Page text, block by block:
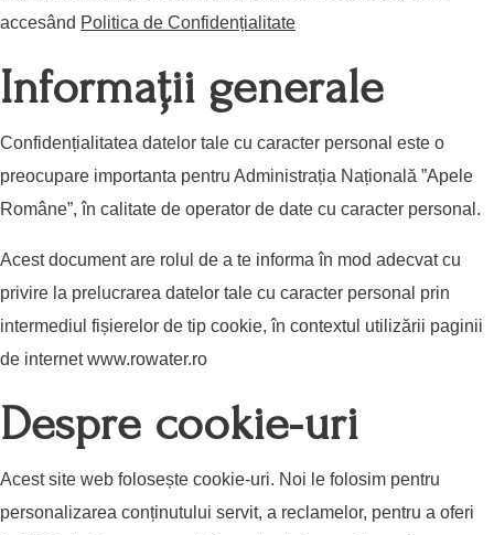
accesând Politica de Confidențialitate
Informații generale
Confidențialitatea datelor tale cu caracter personal este o
preocupare importanta pentru Administrația Națională ”Apele
Române”, în calitate de operator de date cu caracter personal.
Acest document are rolul de a te informa în mod adecvat cu
privire la prelucrarea datelor tale cu caracter personal prin
intermediul fișierelor de tip cookie, în contextul utilizării paginii
de internetwww.rowater.ro
Despre cookie-uri
Acest site web folosește cookie-uri. Noi le folosim pentru
personalizarea conținutului servit, a reclamelor, pentru a oferi